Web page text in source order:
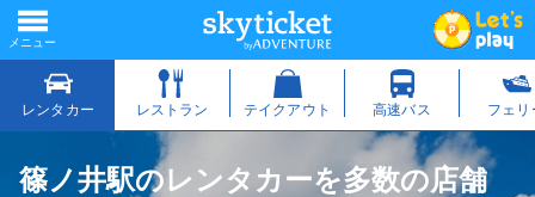
篠ノ井駅のレンタカーを多数の店舗